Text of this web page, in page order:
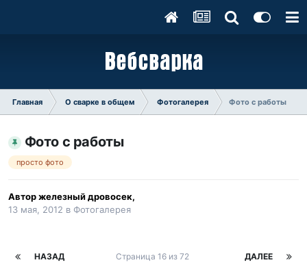
Главная О сварке в общем Фотогалерея Фото с работы
Фото с работы
просто фото
Авторжелезный дровосек,
13 мая, 2012 в Фотогалерея
НАЗАД ДАЛЕЕ
Страница 16 из 72